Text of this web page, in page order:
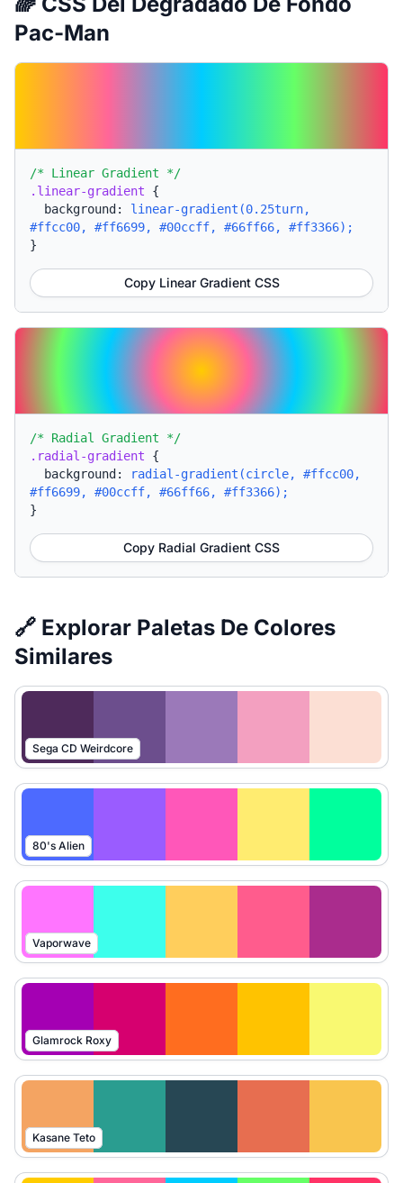
Pac-Man
/* Linear Gradient */
.linear-gradient {
background: linear-gradient(0.25turn,
#ffcc00, #ff6699, #00ccff, #66ff66, #ff3366);
}
Copy Linear Gradient CSS
/* Radial Gradient */
.radial-gradient {
background:
radial-gradient(circle, #ffcc00,
#ff6699, #00ccff, #66ff66, #ff3366);
}
Copy Radial Gradient CSS
🔗 Explorar Paletas De Colores
Similares
Sega CD Weirdcore
80's Alien
Vaporwave
Glamrock Roxy
Kasane Teto